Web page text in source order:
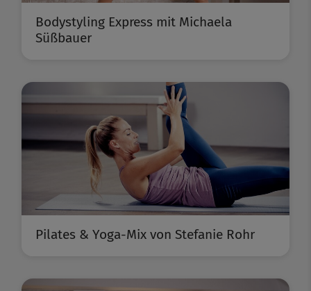
Bodystyling Express mit Michaela
Süßbauer
Pilates & Yoga-Mix von Stefanie Rohr